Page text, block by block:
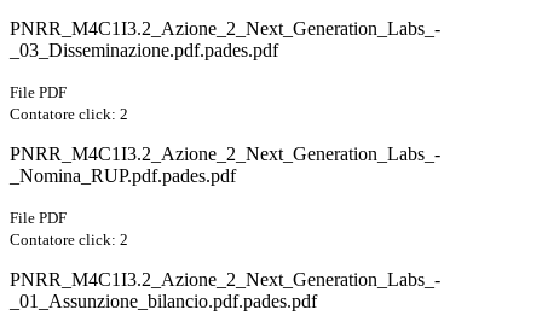
PNRR_M4C1I3.2_Azione_2_Next_Generation_Labs_-
_03_Disseminazione.pdf.pades.pdf
File PDF
Contatore click: 2
PNRR_M4C1I3.2_Azione_2_Next_Generation_Labs_-
_Nomina_RUP.pdf.pades.pdf
File PDF
Contatore click: 2
PNRR_M4C1I3.2_Azione_2_Next_Generation_Labs_-
_01_Assunzione_bilancio.pdf.pades.pdf